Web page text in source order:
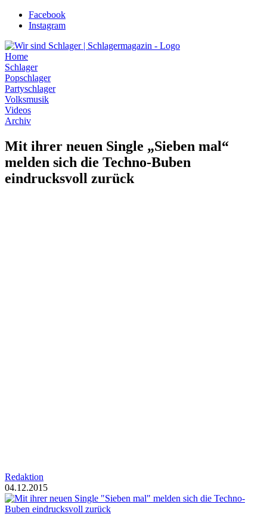
Zum
Inhalt
Facebook
Instagram
Home
Schlager
Popschlager
Partyschlager
Volksmusik
Videos
Archiv
Mit ihrer neuen Single „Sieben mal“
melden sich die Techno-Buben
eindrucksvoll zurück
Redaktion
04.12.2015